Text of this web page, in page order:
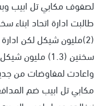
لصفوف مكابي تل ابيب
طالبت ادارة اتحاد ابناء
(2)مليون شيكل لكن
سخنين (1.3) مليون شيكل الامر الذي رفضته ادارة اتحاد ابناء سخنين .
واعادت لمفاوضات من
مكابي تل ابيب ضم